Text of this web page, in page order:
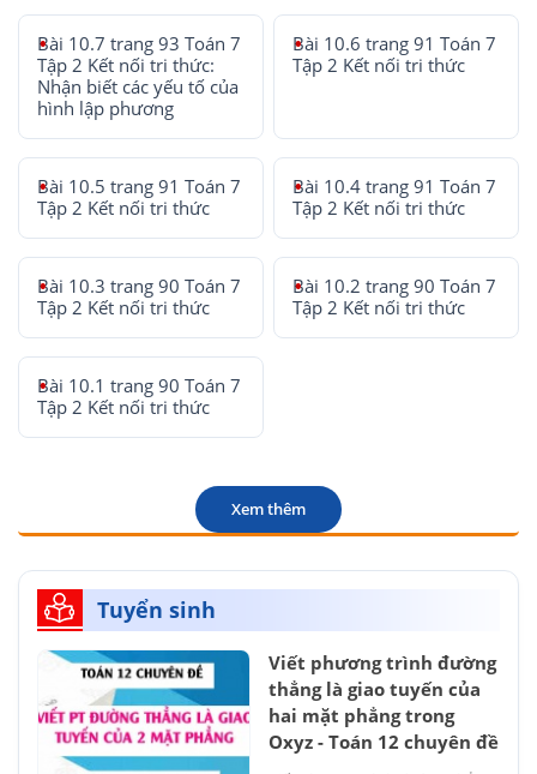
Bài 10.7 trang 93 Toán 7
Tập 2 Kết nối tri thức:
Nhận biết các yếu tố của
hình lập phương
Bài 10.6 trang 91 Toán 7
Tập 2 Kết nối tri thức
Bài 10.5 trang 91 Toán 7
Tập 2 Kết nối tri thức
Bài 10.4 trang 91 Toán 7
Tập 2 Kết nối tri thức
Bài 10.3 trang 90 Toán 7
Tập 2 Kết nối tri thức
Bài 10.2 trang 90 Toán 7
Tập 2 Kết nối tri thức
Bài 10.1 trang 90 Toán 7
Tập 2 Kết nối tri thức
Xem thêm
Tuyển sinh
Viết phương trình đường
thẳng là giao tuyến của
hai mặt phẳng trong
Oxyz - Toán 12 chuyên đề